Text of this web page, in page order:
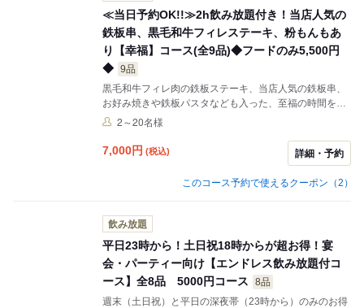
≪当日予約OK!!≫2h飲み放題付き！当店人気の
鉄板串、黒毛和牛フィレステーキ、粉もんもあ
り【幸福】コース(全9品)◆フードのみ5,500円
◆ 9品
黒毛和牛フィレ肉の鉄板ステーキ、当店人気の鉄板串、
お好み焼きや鉄板パスタなども入った、至福の時間を味
2～20名様
7,000円 (税込) 詳細・予約
このコース予約で使えるクーポン（2）
飲み放題
平日23時から！土日祝18時からが超お得！宴
会・パーティー向け【エンドレス飲み放題付コ
ース】全8品 5000円コース
8品
週末（土日祝）と平日の深夜帯（23時から）のみのお得